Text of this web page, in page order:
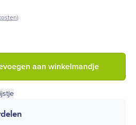
)
10 ml (Citrus x aurantium) aantal
aan winkelmandje